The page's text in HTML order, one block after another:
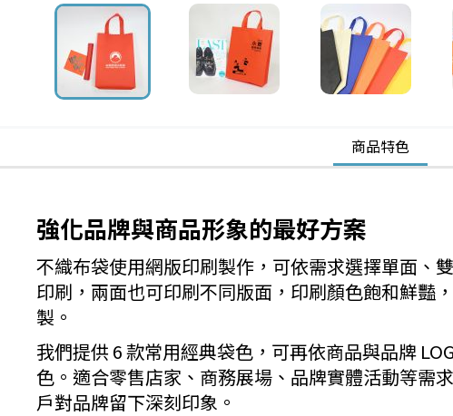
商品特色
強化品牌與商品形象的最好方案
不織布袋使用網版印刷製作，可依需求選擇單面、
印刷，兩面也可印刷不同版面，印刷顏色飽和鮮豔
製。
我們提供 6 款常用經典袋色，可再依商品與品牌
色。適合零售店家、商務展場、品牌實體活動等需
戶對品牌留下深刻印象。